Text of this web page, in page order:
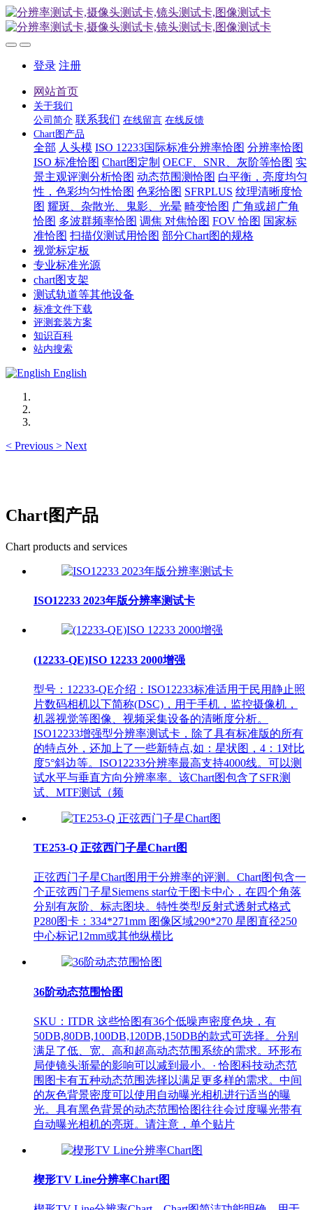
登录 注册
网站首页
关于我们
公司简介 联系我们 在线留言 在线反馈
Chart图产品
全部 人头模 ISO 12233国际标准分辨率恰图 分辨率恰图
ISO 标准恰图 Chart图定制 OECF、SNR、灰阶等恰图 实
景主观评测分析恰图 动态范围测恰图 白平衡，亮度均匀
性，色彩均匀性恰图 色彩恰图 SFRPLUS 纹理清晰度恰
图 耀斑、杂散光、鬼影、光晕 畸变恰图 广角或超广角
恰图 多波群频率恰图 调焦 对焦恰图 FOV 恰图 国家标
准恰图 扫描仪测试用恰图 部分Chart图的规格
视觉标定板
专业标准光源
chart图支架
测试轨道等其他设备
标准文件下载
评测套装方案
知识百科
站内搜索
English
< Previous > Next
Chart图产品
Chart products and services
ISO12233 2023年版分辨率测试卡
(12233-QE)ISO 12233 2000增强
型号：12233-QE介绍：ISO12233标准适用于民用静止照
片数码相机以下简称(DSC)，用于手机，监控摄像机，
机器视觉等图像、视频采集设备的清晰度分析。
ISO12233增强型分辨率测试卡，除了具有标准版的所有
的特点外，还加上了一些新特点,如：星状图，4：1对比
度5°斜边等。ISO12233分辨率最高支持4000线。可以测
试水平与垂直方向分辨率率。该Chart图包含了SFR测
试、MTF测试（频
TE253-Q 正弦西门子星Chart图
正弦西门子星Chart图用于分辨率的评测。Chart图包含一
个正弦西门子星Siemens star位于图卡中心，在四个角落
分别有灰阶、标志图块。特性类型反射式透射式格式
P280图卡：334*271mm 图像区域290*270 星图直径250
中心标记12mm或其他纵横比
36阶动态范围恰图
SKU：ITDR 这些恰图有36个低噪声密度色块，有
50DB,80DB,100DB,120DB,150DB的款式可选择。分别
满足了低、宽、高和超高动态范围系统的需求。环形布
局使镜头渐晕的影响可以减到最小。· 恰图科技动态范
围图卡有五种动态范围选择以满足更多样的需求。中间
的灰色背景密度可以使用自动曝光相机进行适当的曝
光。具有黑色背景的动态范围恰图往往会过度曝光带有
自动曝光相机的亮斑。请注意，单个贴片
楔形TV Line分辨率Chart图